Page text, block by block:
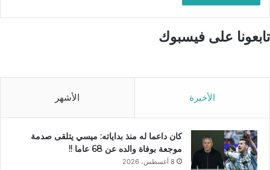
تابعونا على فيسبوك
الأخيرة الأشهر
كان داعما له منذ بداياته: ميسي يتلقى صدمة
موجعة بوفاة والده عن 68 عاما !!
8 أغسطس، 2026